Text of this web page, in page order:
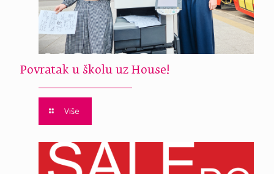
Povratak u školu uz House!
Više